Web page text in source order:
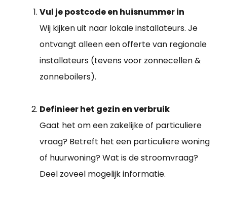
Vul je postcode en huisnummer in
Wij kijken uit naar lokale installateurs. Je
ontvangt alleen een offerte van regionale
installateurs (tevens voor zonnecellen &
zonneboilers).
Definieer het gezin en verbruik
Gaat het om een zakelijke of particuliere
vraag? Betreft het een particuliere woning
of huurwoning? Wat is de stroomvraag?
Deel zoveel mogelijk informatie.